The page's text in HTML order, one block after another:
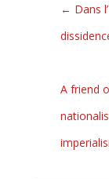
← Dans
A friend